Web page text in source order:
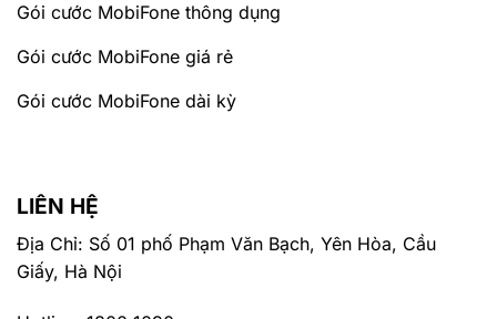
Gói cước MobiFone thông dụng
Gói cước MobiFone giá rẻ
Gói cước MobiFone dài kỳ
LIÊN HỆ
Địa Chỉ: Số 01 phố Phạm Văn Bạch, Yên Hòa, Cầu
Giấy, Hà Nội